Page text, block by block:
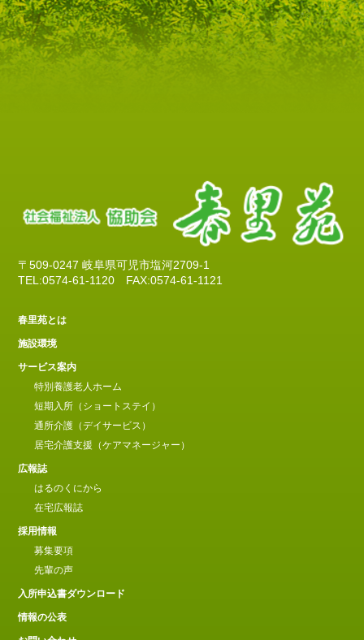
〒509-0247 岐阜県可児市塩河2709-1
TEL:0574-61-1120
FAX:0574-61-1121
春里苑とは
施設環境
サービス案内
特別養護老人ホーム
短期入所（ショートステイ）
通所介護（デイサービス）
居宅介護支援（ケアマネージャー）
広報誌
はるのくにから
在宅広報誌
採用情報
募集要項
先輩の声
入所申込書ダウンロード
情報の公表